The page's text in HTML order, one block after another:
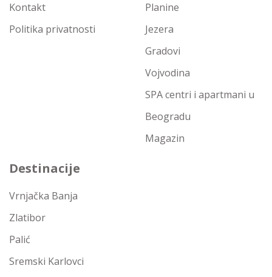
Kontakt
Politika privatnosti
Planine
Jezera
Gradovi
Vojvodina
SPA centri i apartmani u
Beogradu
Magazin
Destinacije
Vrnjačka Banja
Zlatibor
Palić
Sremski Karlovci